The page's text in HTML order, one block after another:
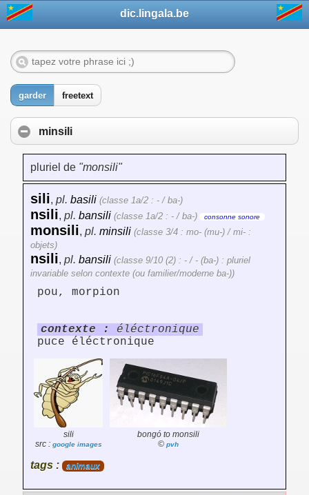
dic.lingala.be
garder freetext
minsili
pluriel de "monsili"
sili, pl. basili (classe 1a/2 : - / ba-)
nsili, pl. bansili (classe 1a/2 : - / ba-) consonne sonore
monsili, pl. minsili (classe 3/4 : mo- (mu-) / mi- :
objets)
nsili, pl. bansili (classe 9/10 (2) : - / - (ba-) : pluriel
invariable selon contexte (ou familier/moderne ba-))
pou, morpion
contexte :
éléctronique
puce éléctronique
sili
src : google images
bongó to monsili
© pvh
tags : animaux